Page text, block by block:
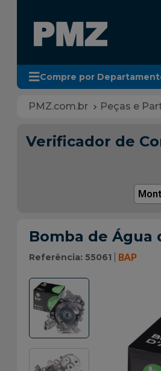
Compre por
Peças e
Verificador de
Bomba de Água
Referência: 55061 BAP